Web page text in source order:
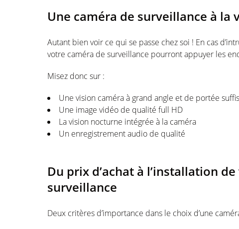
Une caméra de surveillance à la
Autant bien voir ce qui se passe chez soi ! En cas
votre caméra de surveillance pourront appuyer les
Misez donc sur :
Une vision caméra à grand angle et de portée
Une image vidéo de qualité full HD
La vision nocturne intégrée à la caméra
Un enregistrement audio de qualité
Du prix d’achat à l’installation
surveillance
Deux critères d’importance dans le choix d’une